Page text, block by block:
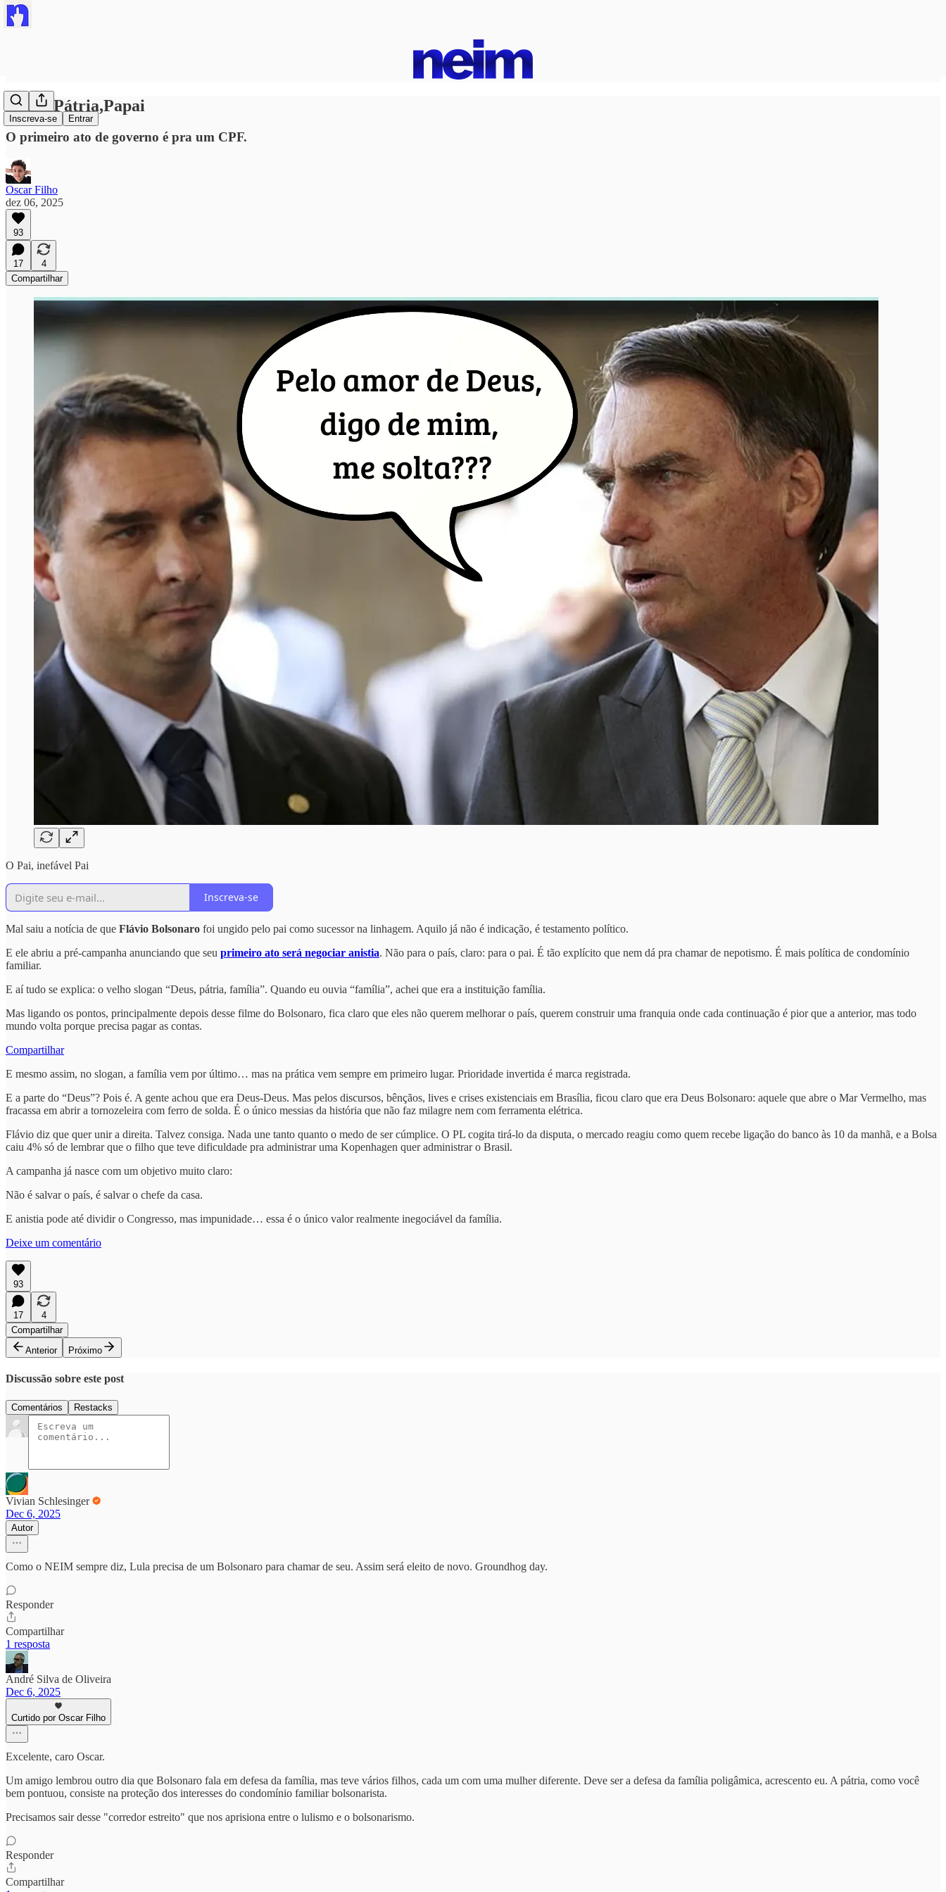
Inscreva-se Entrar
#Deus,Pátria,Papai
O primeiro ato de governo é pra um CPF.
Oscar Filho
dez 06, 2025
93
17
4
Compartilhar
O Pai, inefável Pai
Inscreva-se
Mal saiu a notícia de que Flávio Bolsonaro foi ungido pelo pai como sucessor na linhagem. Aquilo já não é indicação, é testamento político.
E ele abriu a pré-campanha anunciando que seu primeiro ato será negociar anistia. Não para o país, claro: para o pai. É tão explícito que nem dá pra chamar de nepotismo. É mais política de condomínio
familiar.
E aí tudo se explica: o velho slogan “Deus, pátria, família”. Quando eu ouvia “família”, achei que era a instituição família.
Mas ligando os pontos, principalmente depois desse filme do Bolsonaro, fica claro que eles não querem melhorar o país, querem construir uma franquia onde cada continuação é pior que a anterior, mas todo
mundo volta porque precisa pagar as contas.
Compartilhar
E mesmo assim, no slogan, a família vem por último… mas na prática vem sempre em primeiro lugar. Prioridade invertida é marca registrada.
E a parte do “Deus”? Pois é. A gente achou que era Deus-Deus. Mas pelos discursos, bênçãos, lives e crises existenciais em Brasília, ficou claro que era Deus Bolsonaro: aquele que abre o Mar Vermelho, mas
fracassa em abrir a tornozeleira com ferro de solda. É o único messias da história que não faz milagre nem com ferramenta elétrica.
Flávio diz que quer unir a direita. Talvez consiga. Nada une tanto quanto o medo de ser cúmplice. O PL cogita tirá-lo da disputa, o mercado reagiu como quem recebe ligação do banco às 10 da manhã, e a Bolsa
caiu 4% só de lembrar que o filho que teve dificuldade pra administrar uma Kopenhagen quer administrar o Brasil.
A campanha já nasce com um objetivo muito claro:
Não é salvar o país, é salvar o chefe da casa.
E anistia pode até dividir o Congresso, mas impunidade… essa é o único valor realmente inegociável da família.
Deixe um comentário
93
17
4
Compartilhar
Anterior
Próximo
Discussão sobre este post
Comentários Restacks
Vivian Schlesinger
Dec 6, 2025
Autor
Como o NEIM sempre diz, Lula precisa de um Bolsonaro para chamar de seu. Assim será eleito de novo. Groundhog day.
Responder
Compartilhar
1 resposta
André Silva de Oliveira
Dec 6, 2025
Curtido por Oscar Filho
Excelente, caro Oscar.
Um amigo lembrou outro dia que Bolsonaro fala em defesa da família, mas teve vários filhos, cada um com uma mulher diferente. Deve ser a defesa da família poligâmica, acrescento eu. A pátria, como você
bem pontuou, consiste na proteção dos interesses do condomínio familiar bolsonarista.
Precisamos sair desse "corredor estreito" que nos aprisiona entre o lulismo e o bolsonarismo.
Responder
Compartilhar